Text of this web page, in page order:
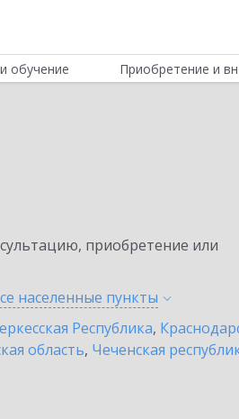
обучение Приобретение и
приобретение или
населенные пункты
Республика,
область, Чеченская